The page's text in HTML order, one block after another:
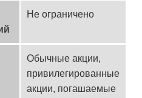
Не ограничено
Обычные акции,
привилегированные
акции, погашаемые